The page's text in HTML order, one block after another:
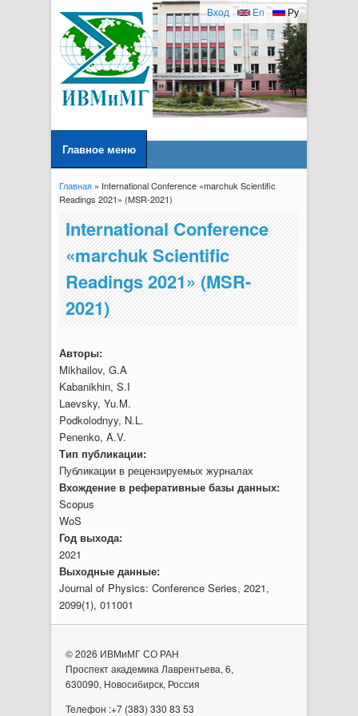
Ру
En
Вход
Главное меню
Вы здесь
Главная» International Conference «marchuk Scientific
Readings 2021» (MSR-2021)
International Conference
«marchuk Scientific
Readings 2021» (MSR-
2021)
Авторы:
Mikhailov, G.A
Kabanikhin, S.I
Laevsky, Yu.M.
Podkolodnyy, N.L.
Penenko, A.V.
Тип публикации:
Публикации в рецензируемых журналах
Вхождение в реферативные базы данных:
Scopus
WoS
Год выхода:
2021
Выходные данные:
Journal of Physics: Conference Series, 2021,
2099(1), 011001
© 2026 ИВМиМГ СО РАН
Проспект академика Лаврентьева, 6,
630090, Новосибирск, Россия
Телефон :+7 (383) 330 83 53